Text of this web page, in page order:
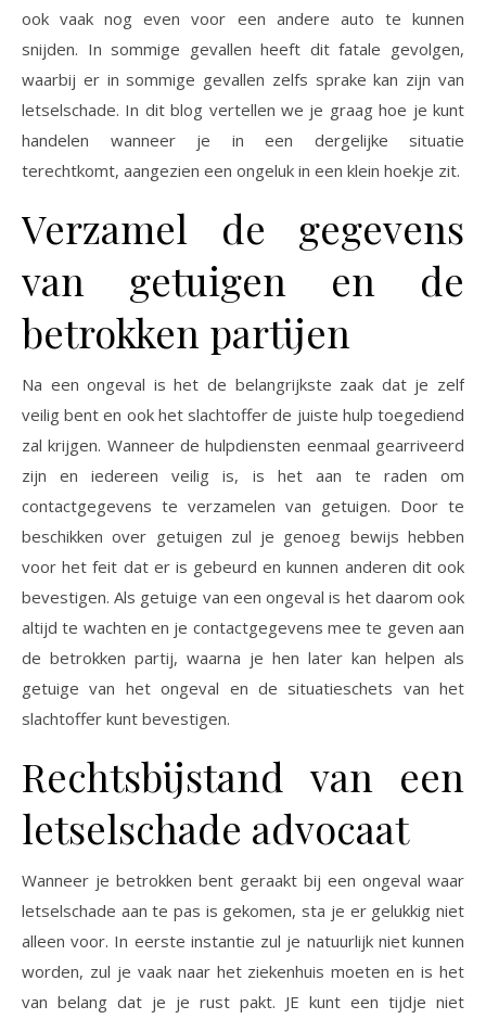
ook vaak nog even voor een andere auto te kunnen
snijden. In sommige gevallen heeft dit fatale gevolgen,
waarbij er in sommige gevallen zelfs sprake kan zijn van
letselschade. In dit blog vertellen we je graag hoe je kunt
handelen wanneer je in een dergelijke situatie
terechtkomt, aangezien een ongeluk in een klein hoekje zit.
Verzamel de gegevens
van getuigen en de
betrokken partijen
Na een ongeval is het de belangrijkste zaak dat je zelf
veilig bent en ook het slachtoffer de juiste hulp toegediend
zal krijgen. Wanneer de hulpdiensten eenmaal gearriveerd
zijn en iedereen veilig is, is het aan te raden om
contactgegevens te verzamelen van getuigen. Door te
beschikken over getuigen zul je genoeg bewijs hebben
voor het feit dat er is gebeurd en kunnen anderen dit ook
bevestigen. Als getuige van een ongeval is het daarom ook
altijd te wachten en je contactgegevens mee te geven aan
de betrokken partij, waarna je hen later kan helpen als
getuige van het ongeval en de situatieschets van het
slachtoffer kunt bevestigen.
Rechtsbijstand van een
letselschade advocaat
Wanneer je betrokken bent geraakt bij een ongeval waar
letselschade aan te pas is gekomen, sta je er gelukkig niet
alleen voor. In eerste instantie zul je natuurlijk niet kunnen
worden, zul je vaak naar het ziekenhuis moeten en is het
van belang dat je je rust pakt. JE kunt een tijdje niet